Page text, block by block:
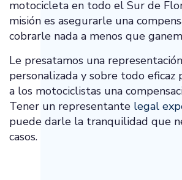
motocicleta en todo el Sur de
misión es asegurarle una
cobrarle nada a menos que
Le presatamos una
personalizada y sobre todo eficaz
a los motociclistas una
Tener un representante legal
puede darle la tranquilidad que
casos.